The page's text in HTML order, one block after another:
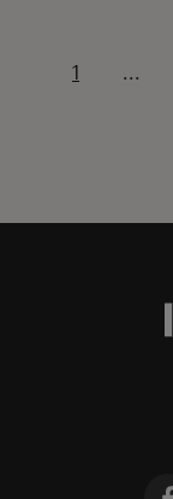
1 ...